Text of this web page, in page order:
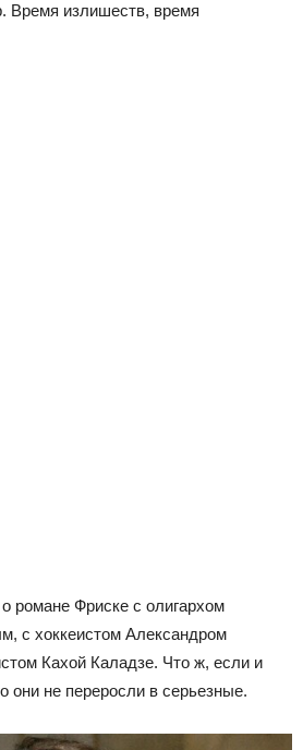
Время излишеств, время
романе Фриске с олигархом
с хоккеистом Александром
Кахой Каладзе. Что ж, если и
они не переросли в серьезные.